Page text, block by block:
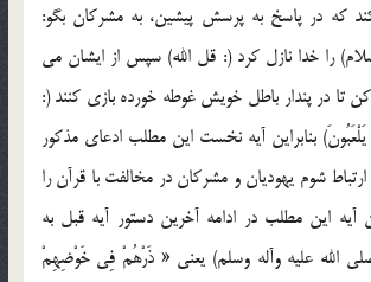
که در پاسخ به پرسش پيشين، به مشرکان بگو:
را خدا نازل کرد (: قل الله) سپس از ايشان مي
تا در پندار باطل خويش غوطه خورده بازي کنند (:
بنابراين آيه نخست اين مطلب ادعاي مذکور
شوم يهوديان و مشرکان در مخالفت با قرآن را
اين مطلب در ادامه آخرين دستور آيه قبل به
الله عليه وآله وسلم) يعني « ذَرْهُمْ فِي خَوْضِهِمْ